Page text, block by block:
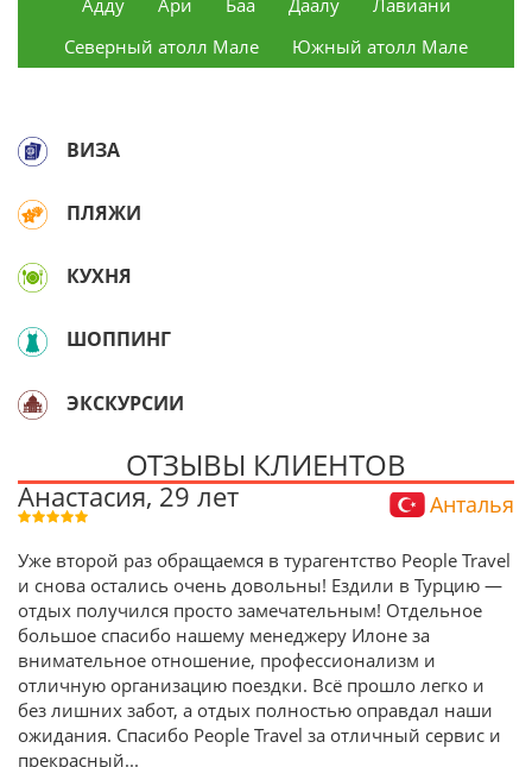
Адду Ари Баа Даалу
Лавиани
Северный атолл Мале
Южный атолл Мале
ВИЗА
ПЛЯЖИ
КУХНЯ
ШОППИНГ
ЭКСКУРСИИ
ОТЗЫВЫ КЛИЕНТОВ
Анастасия, 29 лет Анталья
Уже второй раз обращаемся в турагентство People Travel
и снова остались очень довольны! Ездили в Турцию —
отдых получился просто замечательным! Отдельное
большое спасибо нашему менеджеру Илоне за
внимательное отношение, профессионализм и
отличную организацию поездки. Всё прошло легко и
без лишних забот, а отдых полностью оправдал наши
ожидания. Спасибо People Travel за отличный сервис и
прекрасный...